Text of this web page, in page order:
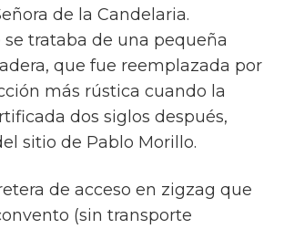
de la Candelaria.
trataba de una pequeña
que fue reemplazada por
más rústica cuando la
dos siglos después,
sitio de Pablo Morillo.
de acceso en zigzag que
(sin transporte